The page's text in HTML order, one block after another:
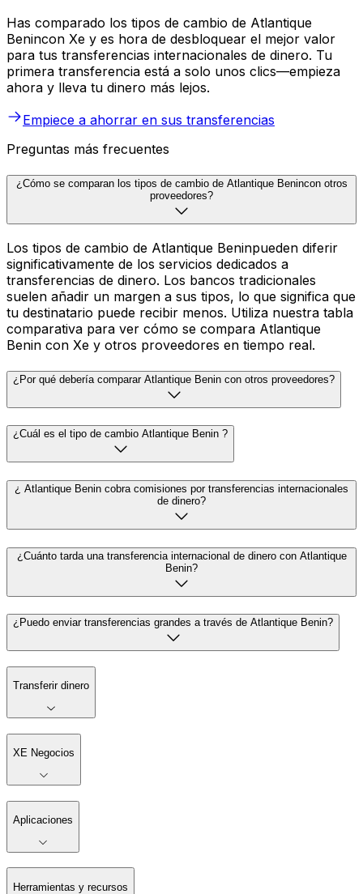
Has comparado los tipos de cambio de Atlantique
Benincon Xe y es hora de desbloquear el mejor valor
para tus transferencias internacionales de dinero. Tu
primera transferencia está a solo unos clics—empieza
ahora y lleva tu dinero más lejos.
Empiece a ahorrar en sus transferencias
Preguntas más frecuentes
¿Cómo se comparan los tipos de cambio de Atlantique Benincon otros
proveedores?
Los tipos de cambio de Atlantique Beninpueden diferir
significativamente de los servicios dedicados a
transferencias de dinero. Los bancos tradicionales
suelen añadir un margen a sus tipos, lo que significa que
tu destinatario puede recibir menos. Utiliza nuestra tabla
comparativa para ver cómo se compara Atlantique
Benin con Xe y otros proveedores en tiempo real.
¿Por qué debería comparar Atlantique Benin con otros proveedores?
¿Cuál es el tipo de cambio Atlantique Benin ?
¿ Atlantique Benin cobra comisiones por transferencias internacionales
de dinero?
¿Cuánto tarda una transferencia internacional de dinero con Atlantique
Benin?
¿Puedo enviar transferencias grandes a través de Atlantique Benin?
Transferir dinero
XE Negocios
Aplicaciones
Herramientas y recursos